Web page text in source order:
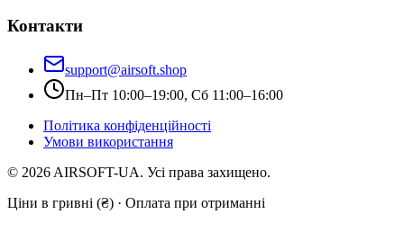
Контакти
support@airsoft.shop
Пн–Пт 10:00–19:00, Сб 11:00–16:00
Політика конфіденційності
Умови використання
© 2026 AIRSOFT-UA. Усі права захищено.
Ціни в гривні (₴) · Оплата при отриманні